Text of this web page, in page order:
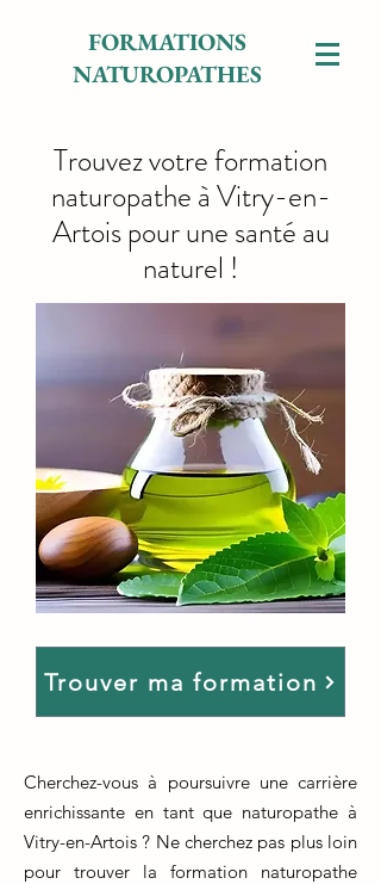
FORMATIONS
NATUROPATHES
Trouvez votre formation
naturopathe à Vitry-en-
Artois pour une santé au
naturel !
Trouver ma formation
Cherchez-vous à poursuivre une carrière
enrichissante en tant que naturopathe à
Vitry-en-Artois ? Ne cherchez pas plus loin
pour trouver la formation naturopathe